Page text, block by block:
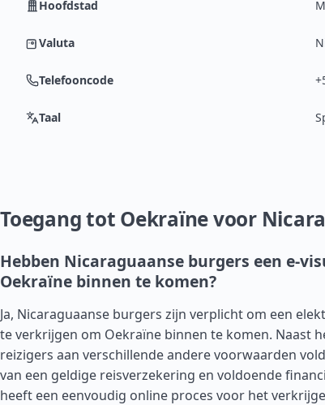
Hoofdstad
Valuta
Telefooncode
Taal
Toegang tot Oekraïne voor
Hebben Nicaraguaanse burgers een e-
Oekraïne binnen te komen?
Ja, Nicaraguaanse burgers zijn verplicht om een
te verkrijgen om Oekraïne binnen te komen. Naast
reizigers aan verschillende andere voorwaarden
van een geldige reisverzekering en voldoende
heeft een eenvoudig online proces voor het